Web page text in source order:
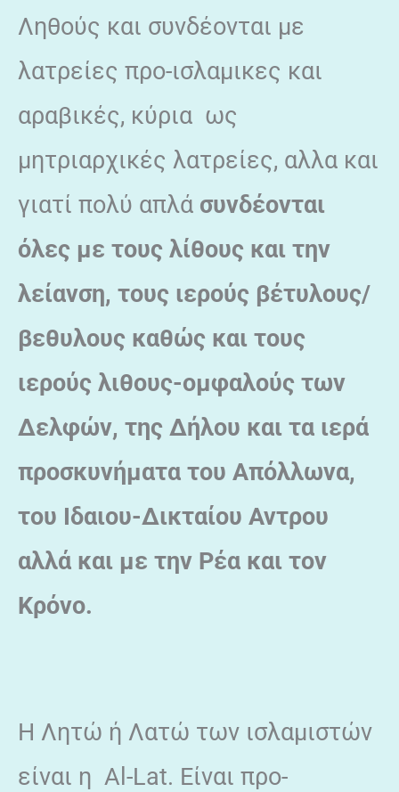
Ληθούς και συνδέονται με
λατρείες προ-ισλαμικες και
αραβικές, κύρια ως
μητριαρχικές λατρείες, αλλα και
γιατί πολύ απλά συνδέονται
όλες με τους λίθους και την
λείανση, τους ιερούς βέτυλους/
βεθυλους καθώς και τους
ιερούς λιθους-ομφαλούς των
Δελφών, της Δήλου και τα ιερά
προσκυνήματα του Απόλλωνα,
του Ιδαιου-Δικταίου Αντρου
αλλά και με την Ρέα και τον
Κρόνο.
Η Λητώ ή Λατώ των ισλαμιστών
είναι η Al-Lat. Είναι προ-